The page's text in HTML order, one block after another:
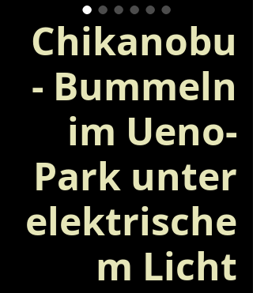
Chikanobu
- Bummeln
im Ueno-
Park unter
elektrische
m Licht